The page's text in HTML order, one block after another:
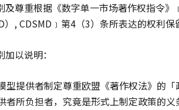
及尊重根据《数字单一市场著作权指
, CDSMD﹞第4（3）条所表达的权利
以说明：
型提供者制定尊重欧盟《著作权法》的
者所负担者，究竟是形式上制定政策的